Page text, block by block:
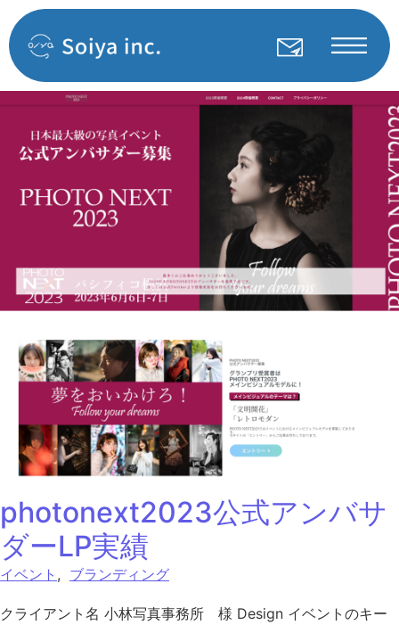
photonext2023公式アンバサ
ダーLP実績
イベント , ブランディング
クライアント名 小林写真事務所 様 Design イベントのキー